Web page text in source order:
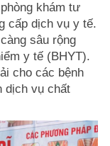
khám tư
cấp dịch vụ y tế.
sâu rộng
y tế (BHYT).
cho các bệnh
dịch vụ chất